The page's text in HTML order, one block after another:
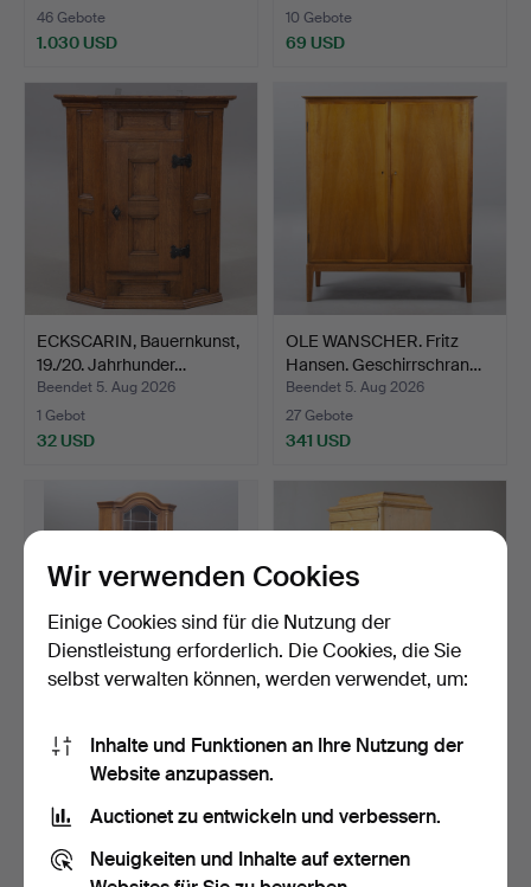
46 Gebote
1.030 USD
10 Gebote
69 USD
ECKSCARIN, Bauernkunst,
19./20. Jahrhunder…
Beendet 5. Aug 2026
1 Gebot
32 USD
OLE WANSCHER. Fritz
Hansen. Geschirrschran…
Beendet 5. Aug 2026
27 Gebote
341 USD
ECKSCHRANK, gebeizte
Eiche, zweite Hälfte …
Beendet 5. Aug 2026
1 Gebot
DRÄNGASKÅP, Kiefer, 19.
27 Gebote
Wir verwenden Cookies
Einige Cookies sind für die Nutzung der
Dienstleistung erforderlich. Die Cookies, die Sie
selbst verwalten können, werden verwendet, um:
Inhalte und Funktionen an Ihre Nutzung der
Website anzupassen.
Auctionet zu entwickeln und verbessern.
Neuigkeiten und Inhalte auf externen